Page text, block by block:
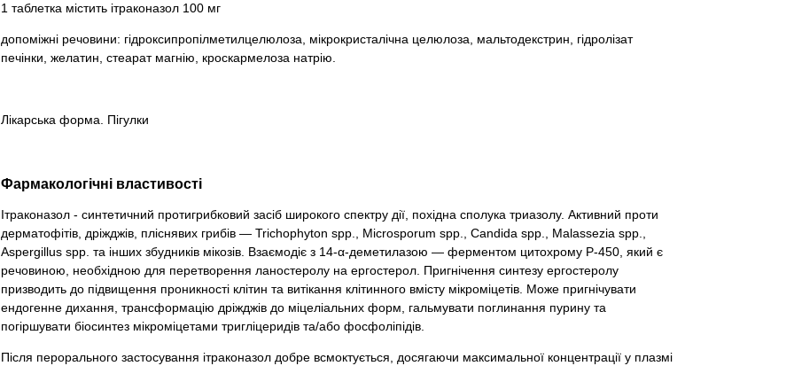
1 таблетка містить ітраконазол 100 мг
допоміжні речовини: гідроксипропілметилцелюлоза, мікрокристалічна целюлоза, мальтодекстрин, гідролізат
печінки, желатин, стеарат магнію, кроскармелоза натрію.
Лікарська форма. Пігулки
Фармакологічні властивості
Ітраконазол - синтетичний протигрибковий засіб широкого спектру дії, похідна сполука триазолу. Активний проти
дерматофітів, дріжджів, пліснявих грибів — Trichophyton spp., Microsporum spp., Candida spp., Malassezia spp.,
Aspergillus spp. та інших збудників мікозів. Взаємодіє з 14-α-деметилазою — ферментом цитохрому Р-450, який є
речовиною, необхідною для перетворення ланостеролу на ергостерол. Пригнічення синтезу ергостеролу
призводить до підвищення проникності клітин та витікання клітинного вмісту мікроміцетів. Може пригнічувати
ендогенне дихання, трансформацію дріжджів до міцеліальних форм, гальмувати поглинання пурину та
погіршувати біосинтез мікроміцетами тригліцеридів та/або фосфоліпідів.
Після перорального застосування ітраконазол добре всмоктується, досягаючи максимальної концентрації у плазмі